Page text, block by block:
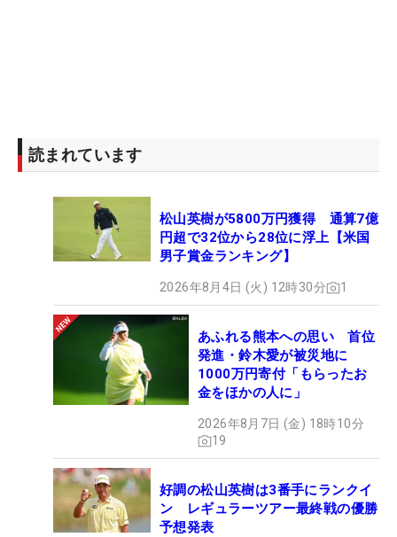
読まれています
松山英樹が5800万円獲得 通算7億
円超で32位から28位に浮上【米国
男子賞金ランキング】
2026年8月4日 (火) 12時30分 1
あふれる熊本への思い 首位
発進・鈴木愛が被災地に
1000万円寄付「もらったお
金をほかの人に」
2026年8月7日 (金) 18時10分
19
好調の松山英樹は3番手にランクイ
ン レギュラーツアー最終戦の優勝
予想発表